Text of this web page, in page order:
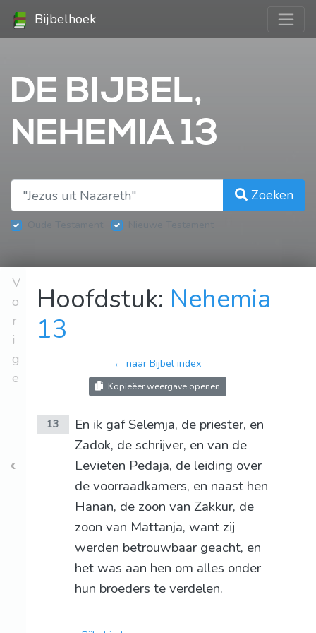
Bijbelhoek
DE BIJBEL,
NEHEMIA 13
Zoeken
V
o
r
i
g
e
Hoofdstuk: Nehemia
13
← naar Bijbel index
Kopieëer weergave openen
13
En ik gaf Selemja, de priester, en
Zadok, de schrijver, en van de
Levieten Pedaja, de leiding over
de voorraadkamers, en naast hen
Hanan, de zoon van Zakkur, de
zoon van Mattanja, want zij
werden betrouwbaar geacht, en
het was aan hen om alles onder
hun broeders te verdelen.